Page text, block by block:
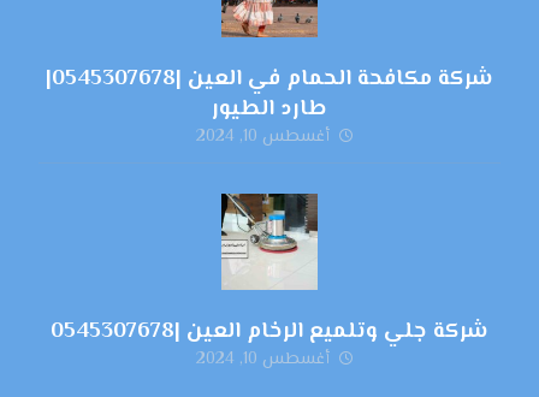
شركة مكافحة الحمام في العين |0545307678|
طارد الطيور
أغسطس 10, 2024
شركة جلي وتلميع الرخام العين |0545307678
أغسطس 10, 2024